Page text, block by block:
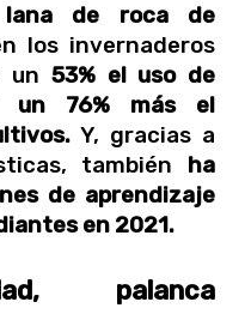
de roca de
los invernaderos
un 53% el uso de
un 76% más el
Y, gracias a
también ha
de aprendizaje
en 2021.
palanca